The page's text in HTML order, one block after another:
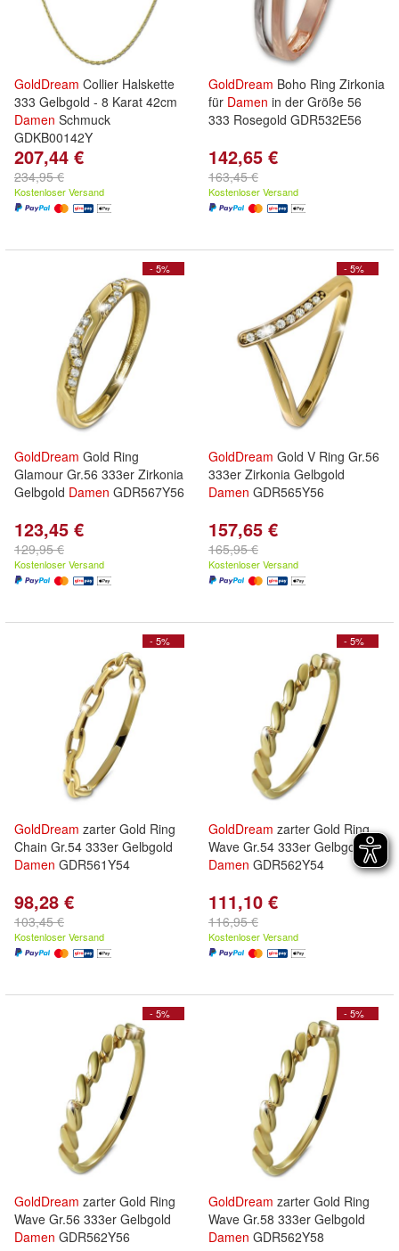
GoldDream Collier Halskette
333 Gelbgold - 8 Karat 42cm
Damen Schmuck
GDKB00142Y
207,44 €
234,95 €
Kostenloser Versand
GoldDream Boho Ring Zirkonia
für Damen in der Größe 56
333 Rosegold GDR532E56
142,65 €
163,45 €
Kostenloser Versand
- 5%
GoldDream Gold Ring
Glamour Gr.56 333er Zirkonia
Gelbgold Damen GDR567Y56
123,45 €
129,95 €
Kostenloser Versand
- 5%
GoldDream Gold V Ring Gr.56
333er Zirkonia Gelbgold
Damen GDR565Y56
157,65 €
165,95 €
Kostenloser Versand
- 5%
GoldDream zarter Gold Ring
Chain Gr.54 333er Gelbgold
Damen GDR561Y54
98,28 €
103,45 €
Kostenloser Versand
- 5%
GoldDream zarter Gold Ring
Wave Gr.54 333er Gelbgold
Damen GDR562Y54
111,10 €
116,95 €
Kostenloser Versand
- 5%
GoldDream zarter Gold Ring
Wave Gr.56 333er Gelbgold
Damen GDR562Y56
- 5%
GoldDream zarter Gold Ring
Wave Gr.58 333er Gelbgold
Damen GDR562Y58